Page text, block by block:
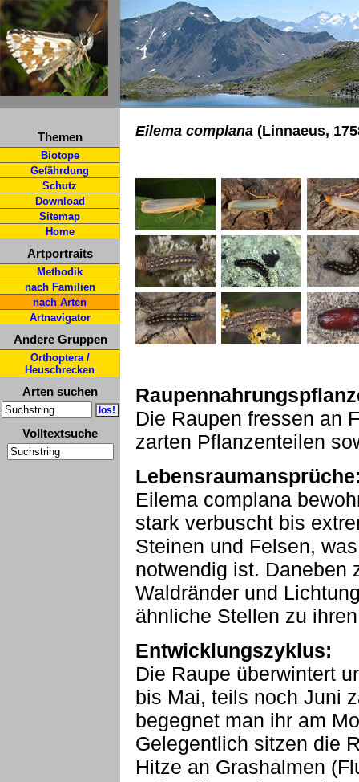
Themen
Biotope
Gefährdung
Schutz
Download
Sitemap
Home
Artportraits
Methodik
nach Familien
nach Arten
Artnavigator
Andere Gruppen
Orthoptera /
Heuschrecken
Arten suchen
Volltextsuche
Eilema complana (Linnaeus,
Die Raupen fressen an
zarten Pflanzenteilen
Eilema complana
stark verbuscht bis
Steinen und Felsen,
notwendig ist. Daneben
Waldränder und
ähnliche Stellen zu
Entwicklungszyklus:
Die Raupe überwintert
bis Mai, teils noch Juni
begegnet man ihr am
Gelegentlich sitzen die
Hitze an Grashalmen